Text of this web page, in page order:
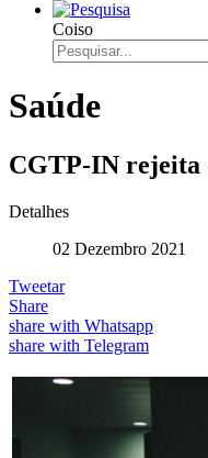
Coiso
Saúde
CGTP-IN rejeita
Detalhes
02 Dezembro 2021
Tweetar
Share
share with Whatsapp
share with Telegram